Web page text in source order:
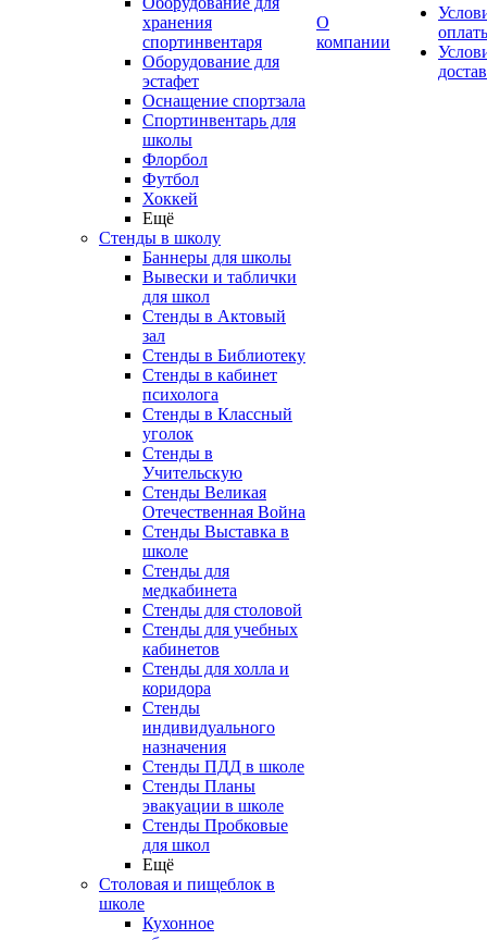
хранения
спортинвентаря
Оборудование для
эстафет
Оснащение спортзала
Спортинвентарь для
школы
Флорбол
Футбол
Хоккей
Ещё
Стенды в школу
Баннеры для школы
Вывески и таблички
для школ
Стенды в Актовый
зал
Стенды в Библиотеку
Стенды в кабинет
психолога
Стенды в Классный
уголок
Стенды в
Учительскую
Стенды Великая
Отечественная Война
Стенды Выставка в
школе
Стенды для
медкабинета
Стенды для столовой
Стенды для учебных
кабинетов
Стенды для холла и
коридора
Стенды
индивидуального
назначения
Стенды ПДД в школе
Стенды Планы
эвакуации в школе
Стенды Пробковые
для школ
Ещё
Столовая и пищеблок в
школе
Кухонное
О
компании